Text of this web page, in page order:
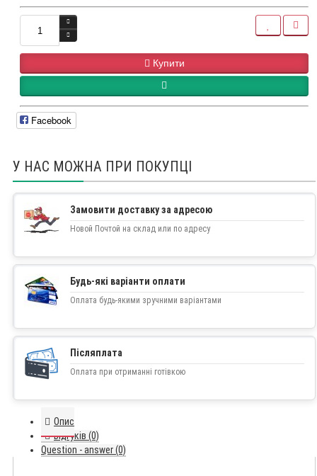
Купити
Facebook
У НАС МОЖНА ПРИ ПОКУПЦІ
Замовити доставку за адресою
Новой Почтой на склад или по адресу
Будь-які варіанти оплати
Оплата будь-якими зручними варіантами
Післяплата
Оплата при отриманні готівкою
Опис
Відгуків (0)
Question - answer (0)